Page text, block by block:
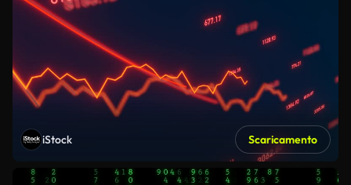
iStock Scaricamento